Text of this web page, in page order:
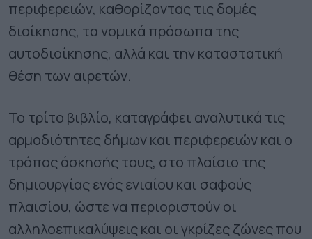
περιφερειών, καθορίζοντας τις δομές
διοίκησης, τα νομικά πρόσωπα της
αυτοδιοίκησης, αλλά και την καταστατική
θέση των αιρετών.
Το τρίτο βιβλίο, καταγράφει αναλυτικά τις
αρμοδιότητες δήμων και περιφερειών και ο
τρόπος άσκησής τους, στο πλαίσιο της
δημιουργίας ενός ενιαίου και σαφούς
πλαισίου, ώστε να περιοριστούν οι
αλληλοεπικαλύψεις και οι γκρίζες ζώνες που